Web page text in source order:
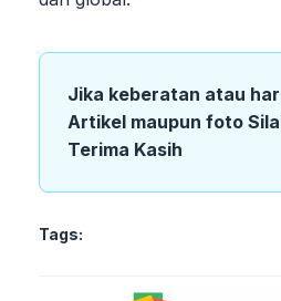
Jika keberatan atau
Artikel maupun foto
Terima Kasih
Tags: